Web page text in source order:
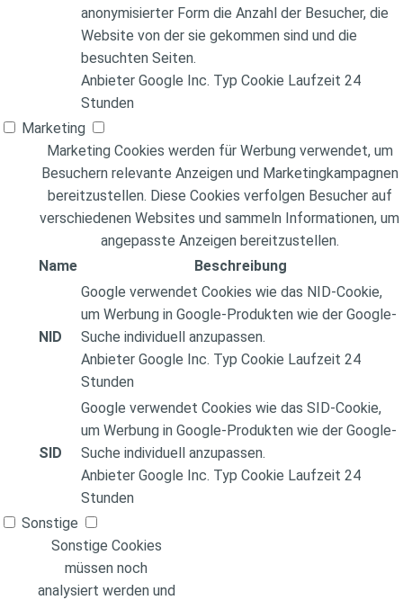
anonymisierter Form die Anzahl der Besucher, die
Website von der sie gekommen sind und die
besuchten Seiten.
Anbieter Google Inc. Typ Cookie Laufzeit 24
Stunden
Marketing
Marketing Cookies werden für Werbung verwendet, um
Besuchern relevante Anzeigen und Marketingkampagnen
bereitzustellen. Diese Cookies verfolgen Besucher auf
verschiedenen Websites und sammeln Informationen, um
angepasste Anzeigen bereitzustellen.
Name
Beschreibung
NID
Google verwendet Cookies wie das NID-Cookie,
um Werbung in Google-Produkten wie der Google-
Suche individuell anzupassen.
Anbieter Google Inc. Typ Cookie Laufzeit 24
Stunden
SID
Google verwendet Cookies wie das SID-Cookie,
um Werbung in Google-Produkten wie der Google-
Suche individuell anzupassen.
Anbieter Google Inc. Typ Cookie Laufzeit 24
Stunden
Sonstige
Sonstige Cookies
müssen noch
analysiert werden und